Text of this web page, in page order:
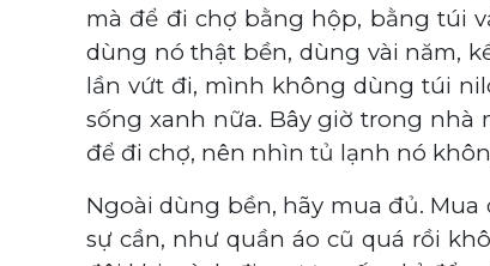
mà để đi chợ bằng hộp, bằng túi
dùng nó thật bền, dùng vài năm,
lần vứt đi, mình không dùng túi
sống xanh nữa. Bây giờ trong
để đi chợ, nên nhìn tủ lạnh nó
Ngoài dùng bền, hãy mua đủ.
sự cần, như quần áo cũ quá rồi